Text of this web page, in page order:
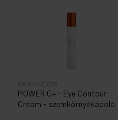
POWER C+ - Eye Contour
Cream - szemkörnyékápoló
SKEYNDOR